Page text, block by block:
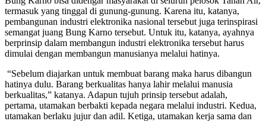
termasuk yang tinggal di gunung-gunung. Karena itu, katanya,
pembangunan industri elektronika nasional tersebut juga terinspirasi
semangat juang Bung Karno tersebut. Untuk itu, katanya, ayahnya
berprinsip dalam membangun industri elektronika tersebut harus
dimulai dengan membangun manusianya melalui hatinya.
“Sebelum diajarkan untuk membuat barang maka harus dibangun
hatinya dulu. Barang berkualitas hanya lahir melalui manusia
berkualitas,” katanya. Adapun tujuh prinsip tersebut adalah,
pertama, utamakan berbakti kepada negara melalui industri. Kedua,
utamakan berlaku jujur dan adil. Ketiga, utamakan kerja sama dan